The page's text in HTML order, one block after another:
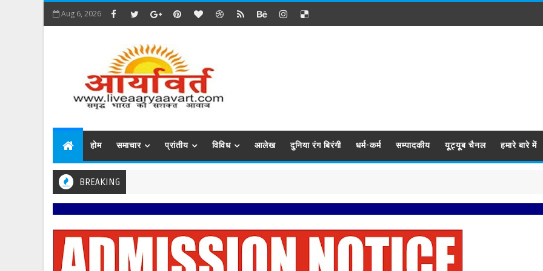
Aug 6, 2026
होम समाचार प्रांतीय विविध आलेख दुनिया रंग बिरंगी धर्म-कर्म सम्पादकीय यूट्यूब चैनल हमारे बारे में
BREAKING
प्रबिसि